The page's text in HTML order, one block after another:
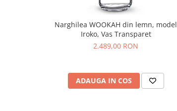
Narghilea WOOKAH din lemn, model
Iroko, Vas Transparet
2.489,00 RON
ADAUGA IN COS